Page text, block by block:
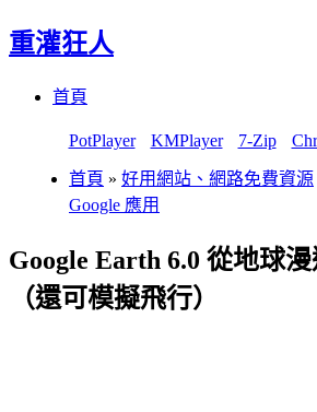
重灌狂人
首頁
PotPlayer KMPlayer 7-Zip
首頁 » 好用網站、網路免費資源
Google 應用
Google Earth 6.0 從地球漫
（還可模擬飛行）